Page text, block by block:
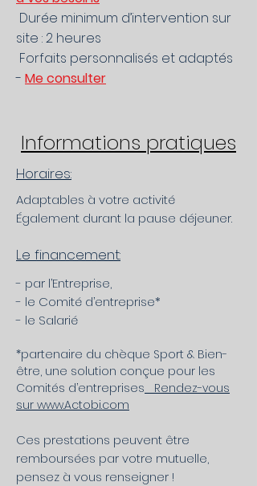
Durée minimum d’intervention sur
site : 2 heures
Forfaits personnalisés et adaptés
- Me consulter
Informations pratiques
Horaires:
Adaptables à votre activité
Également durant la pause déjeuner.
Le financement:
- par l’Entreprise,
- le Comité d’entreprise*
- le Salarié
*partenaire du chèque Sport & Bien-
être, une solution conçue pour les
Comités d’entreprises Rendez-vous
sur www.Actobi.com
Ces prestations peuvent être
remboursées par votre mutuelle,
pensez à vous renseigner !